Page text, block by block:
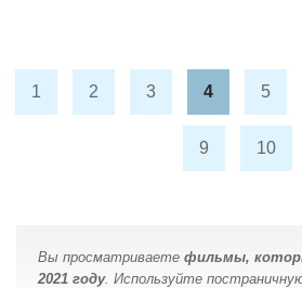
1 2 3 4 5
9 10
Вы просматриваете фильмы,
2021 году. Используйте